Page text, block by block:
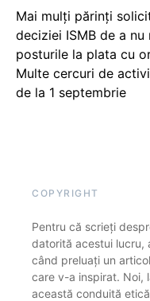
Mai mulți părinți
deciziei ISMB de a
posturile la plata cu
Multe cercuri de
de la 1 septembrie
COPYRIGHT
Pentru că scrieți
datorită acestui lucru,
când preluați un
care v-a inspirat. Noi,
această conduită